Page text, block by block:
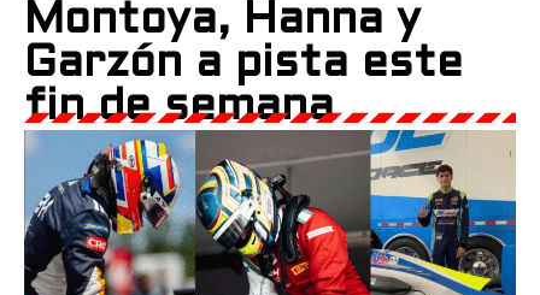
Montoya, Hanna y
Garzón a pista este
fin de semana